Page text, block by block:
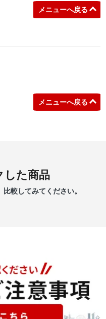
メニューへ戻る
メニューへ戻る
した商品
較してみてください。